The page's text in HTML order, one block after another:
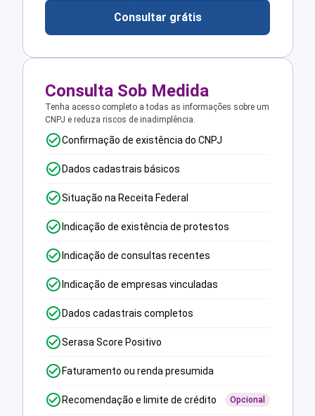
Consultar grátis
Consulta Sob Medida
Tenha acesso completo a todas as informações sobre um
CNPJ e reduza riscos de inadimplência.
Confirmação de existência do CNPJ
Dados cadastrais básicos
Situação na Receita Federal
Indicação de existência de protestos
Indicação de consultas recentes
Indicação de empresas vinculadas
Dados cadastrais completos
Serasa Score Positivo
Faturamento ou renda presumida
Recomendação e limite de crédito Opcional